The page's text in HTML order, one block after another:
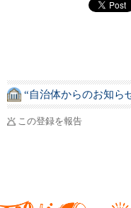
“自治体からのお知ら
この登録を報告